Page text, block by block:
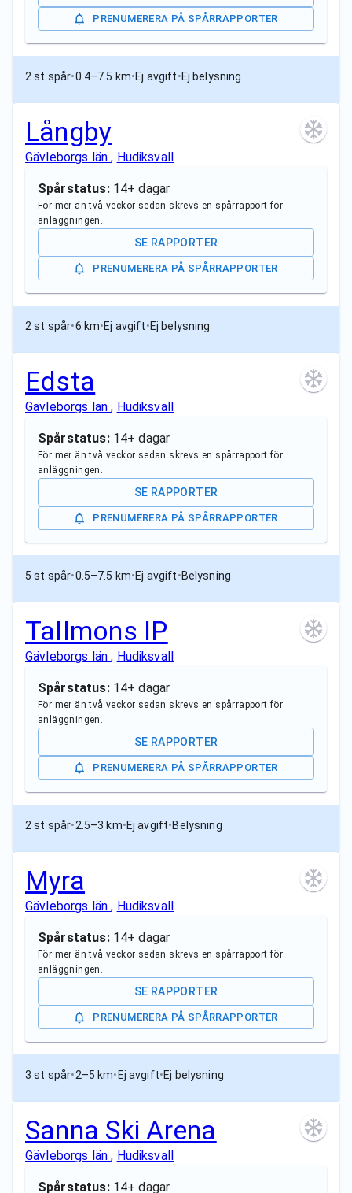
PRENUMERERA PÅ SPÅRRAPPORTER
2 st spår•0.4–7.5 km•Ej avgift•Ej belysning
Långby
Gävleborgs län, Hudiksvall
Spårstatus: 14+ dagar
För mer än två veckor sedan skrevs en spårrapport för
anläggningen.
SE RAPPORTER
PRENUMERERA PÅ SPÅRRAPPORTER
2 st spår•6 km•Ej avgift•Ej belysning
Edsta
Gävleborgs län, Hudiksvall
Spårstatus: 14+ dagar
För mer än två veckor sedan skrevs en spårrapport för
anläggningen.
SE RAPPORTER
PRENUMERERA PÅ SPÅRRAPPORTER
5 st spår•0.5–7.5 km•Ej avgift•Belysning
Tallmons IP
Gävleborgs län, Hudiksvall
Spårstatus: 14+ dagar
För mer än två veckor sedan skrevs en spårrapport för
anläggningen.
SE RAPPORTER
PRENUMERERA PÅ SPÅRRAPPORTER
2 st spår•2.5–3 km•Ej avgift•Belysning
Myra
Gävleborgs län, Hudiksvall
Spårstatus: 14+ dagar
För mer än två veckor sedan skrevs en spårrapport för
anläggningen.
SE RAPPORTER
PRENUMERERA PÅ SPÅRRAPPORTER
3 st spår•2–5 km• Ej avgift•Ej belysning
Sanna Ski Arena
Gävleborgs län, Hudiksvall
Spårstatus: 14+ dagar